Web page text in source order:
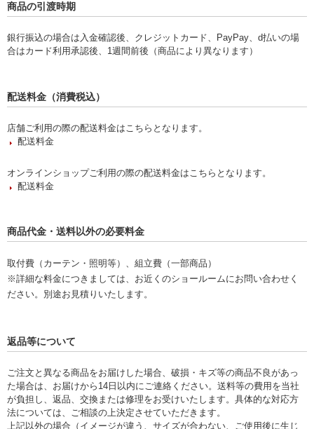
商品の引渡時期
銀行振込の場合は入金確認後、クレジットカード、PayPay、d払いの場
合はカード利用承認後、1週間前後（商品により異なります）
配送料金（消費税込）
店舗ご利用の際の配送料金はこちらとなります。
配送料金
オンラインショップご利用の際の配送料金はこちらとなります。
配送料金
商品代金・送料以外の必要料金
取付費（カーテン・照明等）、組立費（一部商品）
※詳細な料金につきましては、お近くのショールームにお問い合わせく
ださい。別途お見積りいたします。
返品等について
ご注文と異なる商品をお届けした場合、破損・キズ等の商品不良があっ
た場合は、お届けから14日以内にご連絡ください。送料等の費用を当社
が負担し、返品、交換または修理をお受けいたします。具体的な対応方
法については、ご相談の上決定させていただきます。
上記以外の場合（イメージが違う、サイズが合わない、ご使用後に生じ